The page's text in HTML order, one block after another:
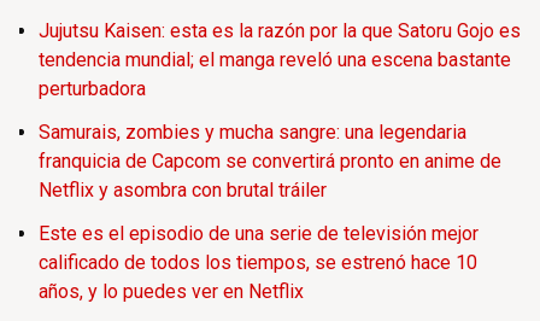
Jujutsu Kaisen: esta es la razón por la que Satoru Gojo es
tendencia mundial; el manga reveló una escena bastante
perturbadora
Samurais, zombies y mucha sangre: una legendaria
franquicia de Capcom se convertirá pronto en anime de
Netflix y asombra con brutal tráiler
Este es el episodio de una serie de televisión mejor
calificado de todos los tiempos, se estrenó hace 10
años, y lo puedes ver en Netflix